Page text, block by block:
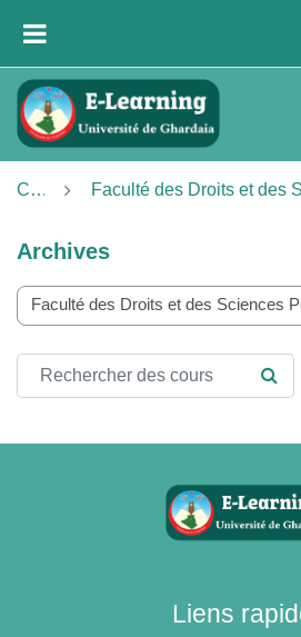
Cours
Archives
Catégories de cours
Rechercher des cours
Liens